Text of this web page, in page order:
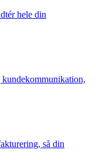
hele din
så din